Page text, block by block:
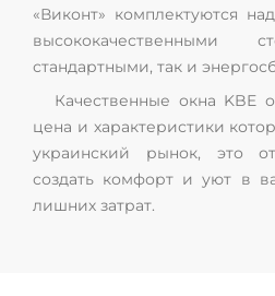
«Виконт» комплектуются
высококачественными
стандартными, так и
Качественные окна KBE
цена и характеристики
украинский рынок, это
создать комфорт и уют в
лишних затрат.